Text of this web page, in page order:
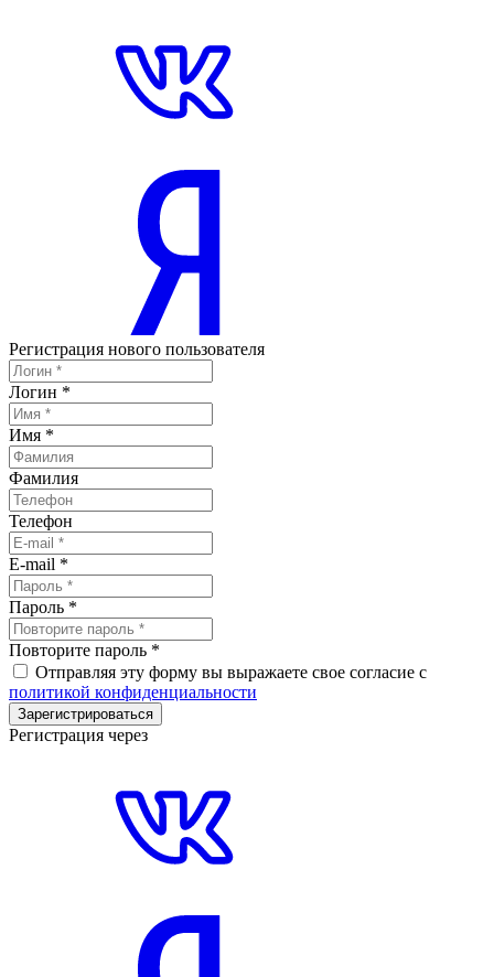
Регистрация нового пользователя
Логин *
Имя *
Фамилия
Телефон
E-mail *
Пароль *
Повторите пароль *
Отправляя эту форму вы выражаете свое согласие с
политикой конфиденциальности
Зарегистрироваться
Регистрация через